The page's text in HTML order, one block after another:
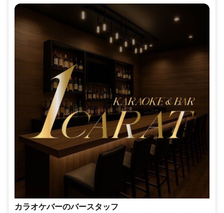
カラオケバーのバースタッフ